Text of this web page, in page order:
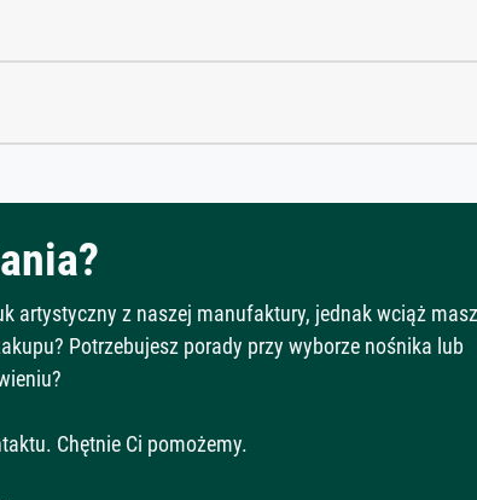
artystyczny z naszej manufaktury, jednak wciąż masz
Potrzebujesz porady przy wyborze nośnika lub
Chętnie Ci pomożemy.